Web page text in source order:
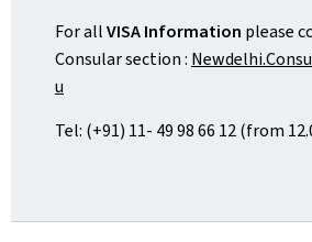
For allVISA Information please
Consular section :
u
Tel: (+91) 11- 49 98 66 12 (from